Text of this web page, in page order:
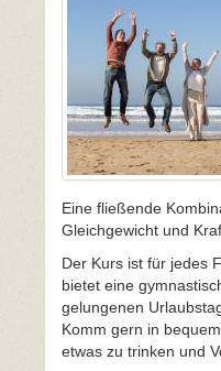
Eine fließende
Gleichgewicht und
Der Kurs ist für jedes
bietet eine
gelungenen
Komm gern in
etwas zu trinken und